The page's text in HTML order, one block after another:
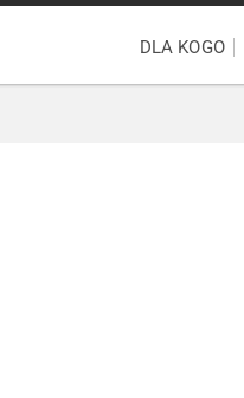
DLA KOGO